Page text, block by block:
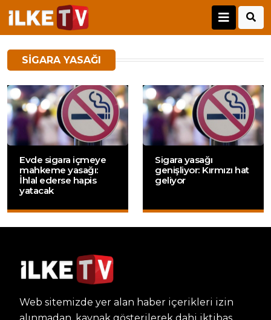
SIGARA YASAĞI
Evde sigara içmeye
mahkeme yasağı:
İhlal ederse hapis
yatacak
Sigara yasağı
genişliyor: Kırmızı hat
geliyor
Web sitemizde yer alan haber içerikleri izin
alınmadan, kaynak gösterilerek dahi iktibas